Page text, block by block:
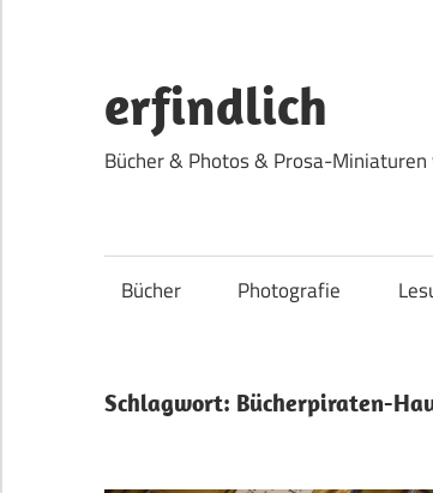
springen
erfindlich
Bücher & Photos & Prosa-
Bücher Photografie
Schlagwort: Bücherpiraten-